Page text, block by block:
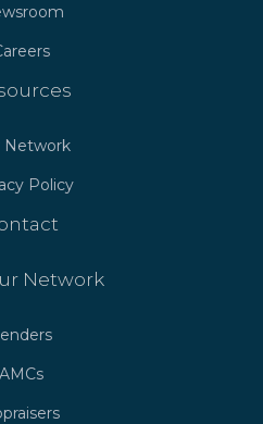
Network
Policy
Network
AMCs